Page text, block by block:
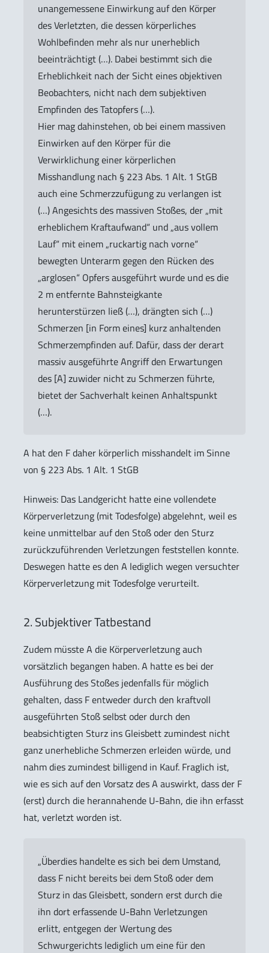
unangemessene Einwirkung auf den Körper
des Verletzten, die dessen körperliches
Wohlbefinden mehr als nur unerheblich
beeinträchtigt (…). Dabei bestimmt sich die
Erheblichkeit nach der Sicht eines objektiven
Beobachters, nicht nach dem subjektiven
Empfinden des Tatopfers (…).
Hier mag dahinstehen, ob bei einem massiven
Einwirken auf den Körper für die
Verwirklichung einer körperlichen
Misshandlung nach § 223 Abs. 1 Alt. 1 StGB
auch eine Schmerzzufügung zu verlangen ist
(…) Angesichts des massiven Stoßes, der „mit
erheblichem Kraftaufwand“ und „aus vollem
Lauf“ mit einem „ruckartig nach vorne“
bewegten Unterarm gegen den Rücken des
„arglosen“ Opfers ausgeführt wurde und es die
2 m entfernte Bahnsteigkante
herunterstürzen ließ (…), drängten sich (…)
Schmerzen [in Form eines] kurz anhaltenden
Schmerzempfinden auf. Dafür, dass der derart
massiv ausgeführte Angriff den Erwartungen
des [A] zuwider nicht zu Schmerzen führte,
bietet der Sachverhalt keinen Anhaltspunkt
(…).
A hat den F daher körperlich misshandelt im Sinne
von § 223 Abs. 1 Alt. 1 StGB
Hinweis: Das Landgericht hatte eine vollendete
Körperverletzung (mit Todesfolge) abgelehnt, weil es
keine unmittelbar auf den Stoß oder den Sturz
zurückzuführenden Verletzungen feststellen konnte.
Deswegen hatte es den A lediglich wegen versuchter
Körperverletzung mit Todesfolge verurteilt.
2. Subjektiver Tatbestand
Zudem müsste A die Körperverletzung auch
vorsätzlich begangen haben. A hatte es bei der
Ausführung des Stoßes jedenfalls für möglich
gehalten, dass F entweder durch den kraftvoll
ausgeführten Stoß selbst oder durch den
beabsichtigten Sturz ins Gleisbett zumindest nicht
ganz unerhebliche Schmerzen erleiden würde, und
nahm dies zumindest billigend in Kauf. Fraglich ist,
wie es sich auf den Vorsatz des A auswirkt, dass der F
(erst) durch die herannahende U-Bahn, die ihn erfasst
hat, verletzt worden ist.
„Überdies handelte es sich bei dem Umstand,
dass F nicht bereits bei dem Stoß oder dem
Sturz in das Gleisbett, sondern erst durch die
ihn dort erfassende U-Bahn Verletzungen
erlitt, entgegen der Wertung des
Schwurgerichts lediglich um eine für den